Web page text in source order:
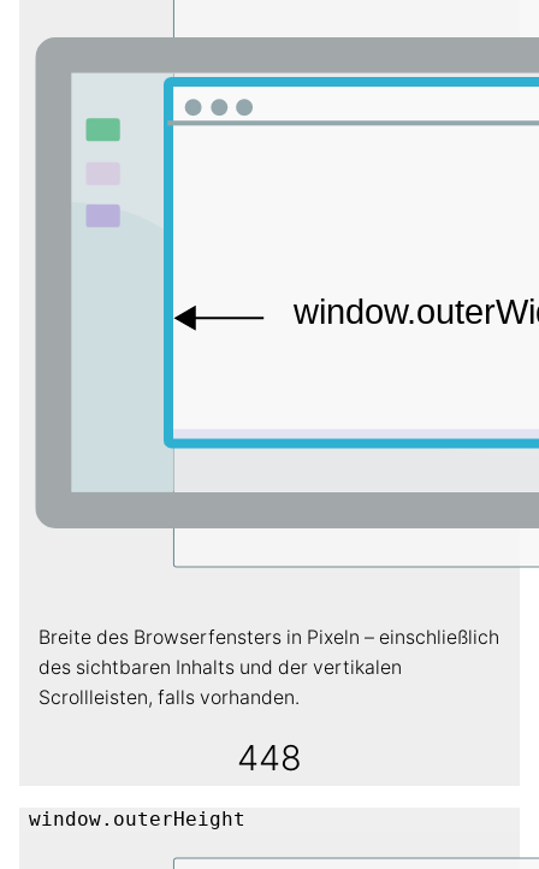
Breite des Browserfensters in Pixeln – einschließlich
des sichtbaren Inhalts und der vertikalen
Scrollleisten, falls vorhanden.
448
window.outerHeight